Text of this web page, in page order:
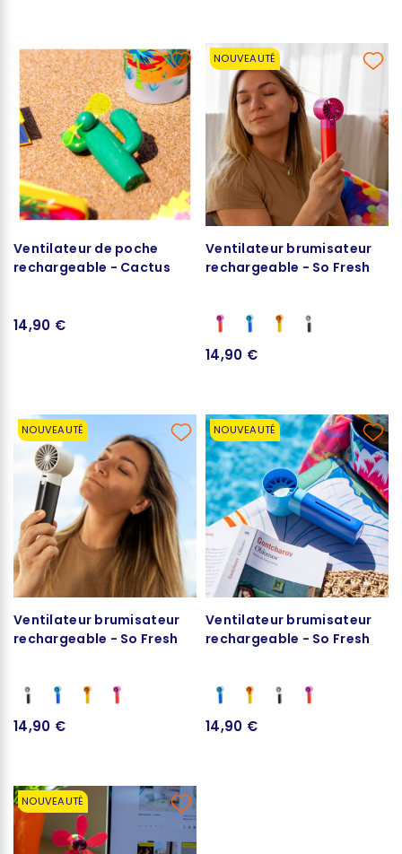
Ventilateur de poche
rechargeable - Cactus
14,90 €
NOUVEAUTÉ
Ventilateur brumisateur
rechargeable - So Fresh
14,90 €
NOUVEAUTÉ
Ventilateur brumisateur
rechargeable - So Fresh
14,90 €
NOUVEAUTÉ
Ventilateur brumisateur
rechargeable - So Fresh
14,90 €
NOUVEAUTÉ